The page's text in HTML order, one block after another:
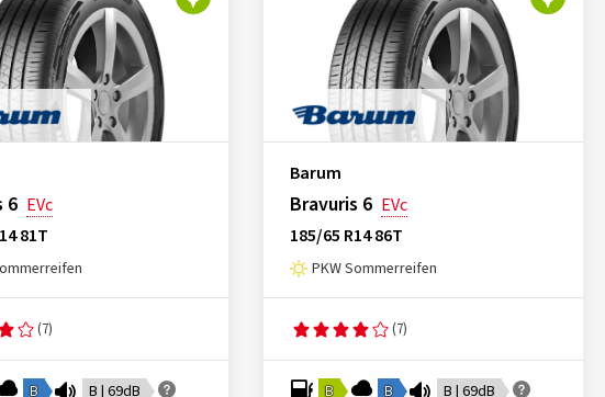
6 EVc
81T
(7)
B B | 69dB
Barum
Bravuris 6 EVc
185/65 R14 86T
PKW Sommerreifen
(7)
B B B | 69dB